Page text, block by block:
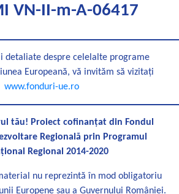
VN-II-m-A-06417
detaliate despre celelalte programe
Europeană, vă invităm să vizitați
www.fonduri-ue.ro
tău! Proiect coﬁnanțat din Fondul
Regională prin Programul
Regional 2014-2020
nu reprezintă în mod obligatoriu
Europene sau a Guvernului României.